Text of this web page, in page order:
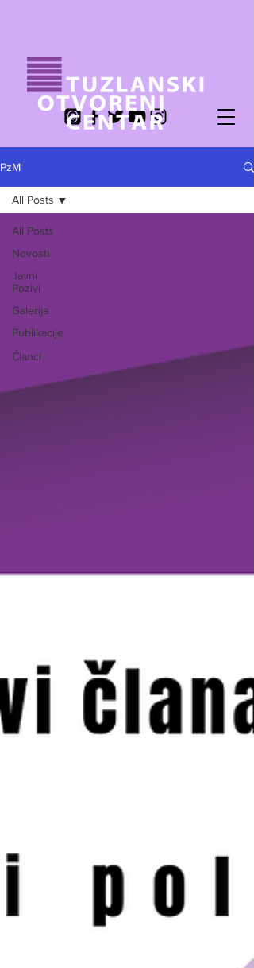
PzM
All Posts
Novosti
Javni
Pozivi
Galerija
Publikacije
Članci
All Posts